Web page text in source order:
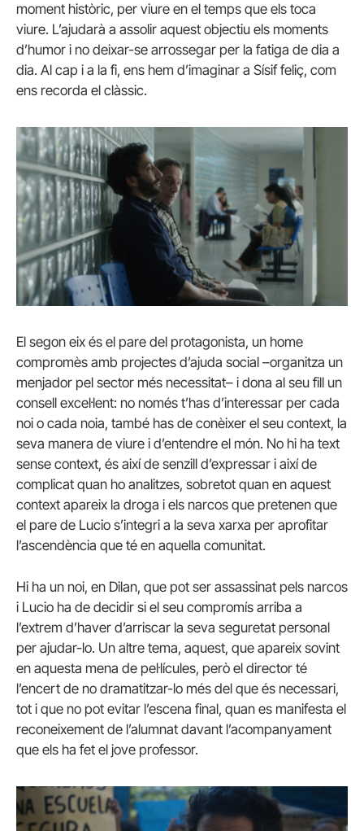
moment històric, per viure en el temps que els toca
viure. L’ajudarà a assolir aquest objectiu els moments
d’humor i no deixar-se arrossegar per la fatiga de dia a
dia. Al cap i a la fi, ens hem d’imaginar a Sísif feliç, com
ens recorda el clàssic.
El segon eix és el pare del protagonista, un home
compromès amb projectes d’ajuda social –organitza un
menjador pel sector més necessitat– i dona al seu fill un
consell excel·lent: no només t’has d’interessar per cada
noi o cada noia, també has de conèixer el seu context, la
seva manera de viure i d’entendre el món. No hi ha text
sense context, és així de senzill d’expressar i així de
complicat quan ho analitzes, sobretot quan en aquest
context apareix la droga i els narcos que pretenen que
el pare de Lucio s’integri a la seva xarxa per aprofitar
l’ascendència que té en aquella comunitat.
Hi ha un noi, en Dilan, que pot ser assassinat pels narcos
i Lucio ha de decidir si el seu compromís arriba a
l’extrem d’haver d’arriscar la seva seguretat personal
per ajudar-lo. Un altre tema, aquest, que apareix sovint
en aquesta mena de pel·lícules, però el director té
l’encert de no dramatitzar-lo més del que és necessari,
tot i que no pot evitar l’escena final, quan es manifesta el
reconeixement de l’alumnat davant l’acompanyament
que els ha fet el jove professor.